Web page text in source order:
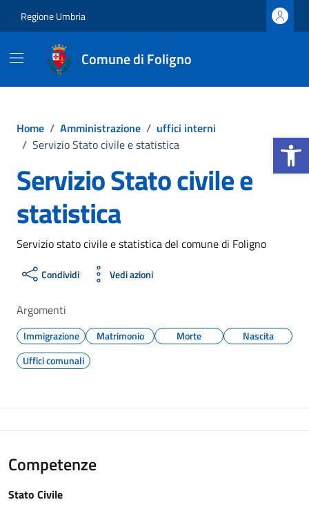
Apri la
Regione Umbria
Comune di Foligno
Home / Amministrazione / uffici interni
/ Servizio Stato civile e statistica
Servizio Stato civile e
statistica
Servizio stato civile e statistica del comune di Foligno
Condividi Vedi azioni
Argomenti
Immigrazione Matrimonio Morte
Nascita
Uffici comunali
Competenze
Stato Civile